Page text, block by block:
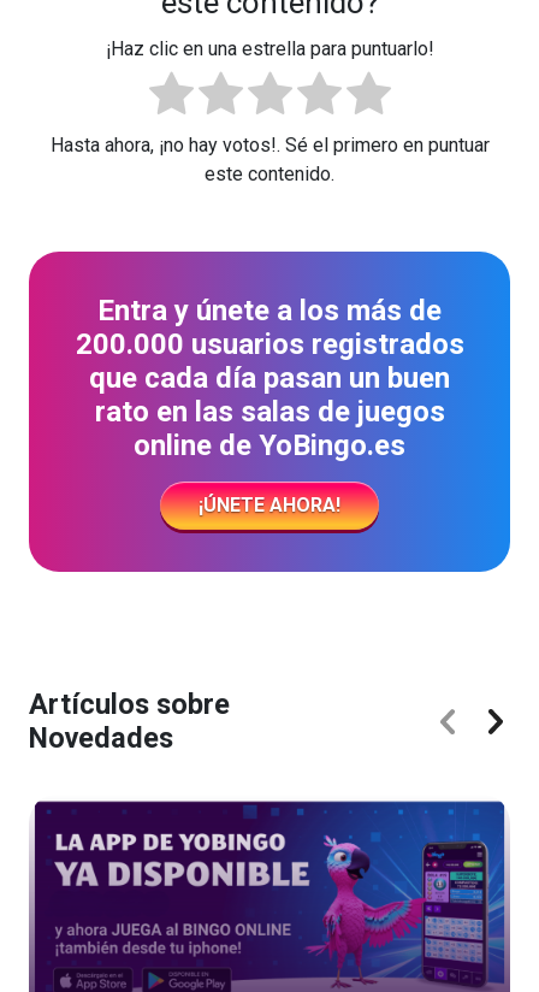
¡Haz clic en una estrella para puntuarlo!
Hasta ahora, ¡no hay votos!. Sé el primero en puntuar
este contenido.
Entra y únete a los más de
200.000 usuarios registrados
que cada día pasan un buen
rato en las salas de juegos
online de YoBingo.es
¡ÚNETE AHORA!
Artículos sobre
Novedades